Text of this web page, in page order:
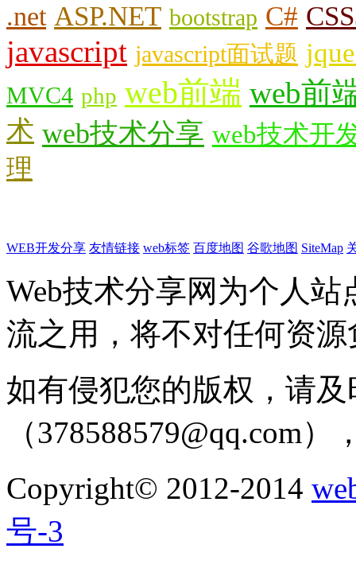
.net ASP.NET bootstrap C#
javascript javascript面试题
MVC4 php web前端 web前
术 web技术分享 web技术开
理
WEB开发分享 友情链接 web标签 百度地图 谷歌地图 SiteMap
Web技术分享网为个人
流之用，将不对任何资
如有侵犯您的版权，请
（378588579@qq.com
Copyright© 2012-2014
号-3